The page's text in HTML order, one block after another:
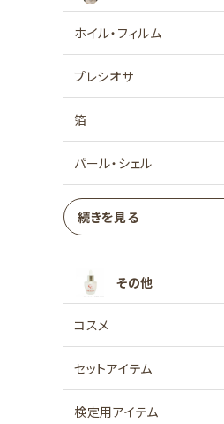
ホイル・フィルム
プレシオサ
箔
パール・シェル
続きを見る
その他
コスメ
セットアイテム
検定用アイテム